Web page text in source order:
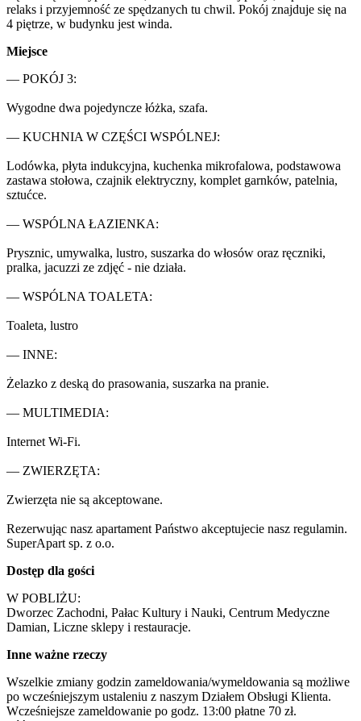
relaks i przyjemność ze spędzanych tu chwil. Pokój znajduje się na
4 piętrze, w budynku jest winda.
Miejsce
— POKÓJ 3:
Wygodne dwa pojedyncze łóżka, szafa.
— KUCHNIA W CZĘŚCI WSPÓLNEJ:
Lodówka, płyta indukcyjna, kuchenka mikrofalowa, podstawowa
zastawa stołowa, czajnik elektryczny, komplet garnków, patelnia,
sztućce.
— WSPÓLNA ŁAZIENKA:
Prysznic, umywalka, lustro, suszarka do włosów oraz ręczniki,
pralka, jacuzzi ze zdjęć - nie działa.
— WSPÓLNA TOALETA:
Toaleta, lustro
— INNE:
Żelazko z deską do prasowania, suszarka na pranie.
— MULTIMEDIA:
Internet Wi-Fi.
— ZWIERZĘTA:
Zwierzęta nie są akceptowane.
Rezerwując nasz apartament Państwo akceptujecie nasz regulamin.
SuperApart sp. z o.o.
Dostęp dla gości
W POBLIŻU:
Dworzec Zachodni, Pałac Kultury i Nauki, Centrum Medyczne
Damian, Liczne sklepy i restauracje.
Inne ważne rzeczy
Wszelkie zmiany godzin zameldowania/wymeldowania są możliwe
po wcześniejszym ustaleniu z naszym Działem Obsługi Klienta.
Wcześniejsze zameldowanie po godz. 13:00 płatne 70 zł.